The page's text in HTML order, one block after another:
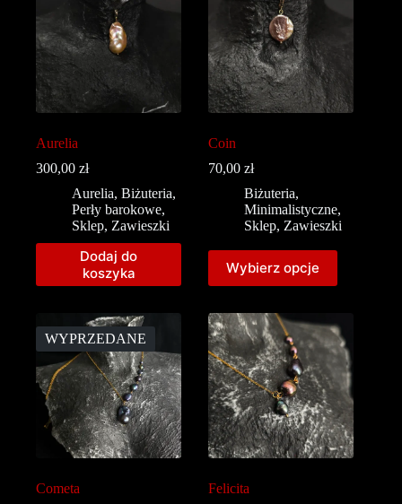
Aurelia
300,00 zł
Aurelia, Biżuteria,
Perły barokowe,
Sklep, Zawieszki
Dodaj do
koszyka
Coin
70,00zł
Biżuteria,
Minimalistyczne,
Sklep, Zawieszki
Wybierz opcje
WYPRZEDANE
Cometa
Felicita